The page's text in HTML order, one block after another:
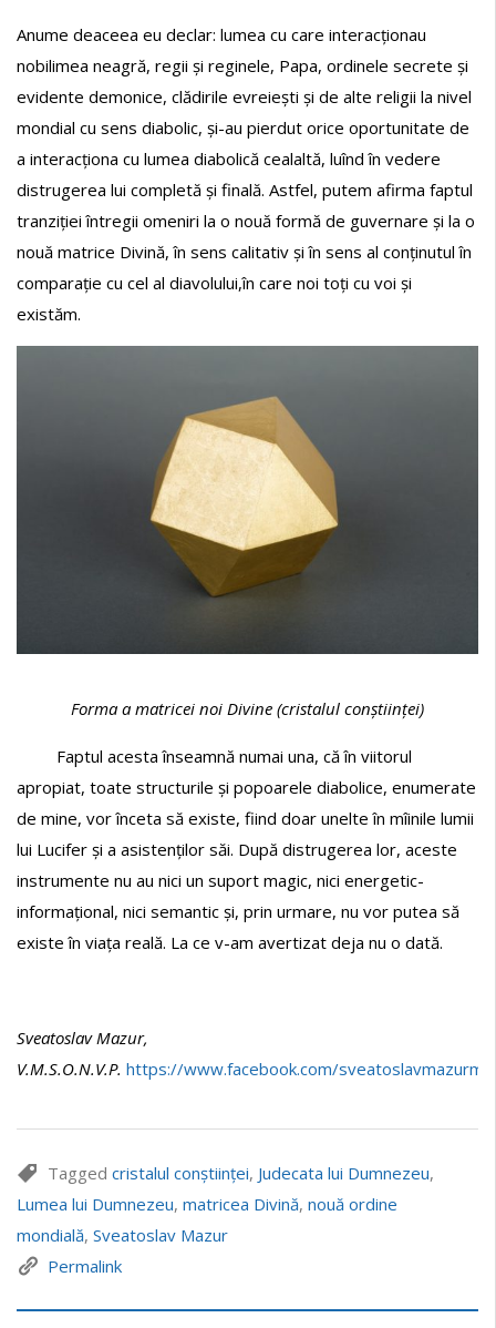
Anume deaceea eu declar: lumea cu care interacționau
nobilimea neagră, regii și reginele, Papa, ordinele secrete și
evidente demonice, clădirile evreiești și de alte religii la nivel
mondial cu sens diabolic, și-au pierdut orice oportunitate de
a interacționa cu lumea diabolică cealaltă, luînd în vedere
distrugerea lui completă și finală. Astfel, putem afirma faptul
tranziției întregii omeniri la o nouă formă de guvernare și la o
nouă matrice Divină, în sens calitativ și în sens al conținutul în
comparație cu cel al diavolului,în care noi toți cu voi și
existăm.
Forma a matricei noi Divine (cristalul conștiinței)
Faptul acesta înseamnă numai una, că în viitorul
apropiat, toate structurile și popoarele diabolice, enumerate
de mine, vor înceta să existe, fiind doar unelte în mîinile lumii
lui Lucifer și a asistenților săi. După distrugerea lor, aceste
instrumente nu au nici un suport magic, nici energetic-
informațional, nici semantic și, prin urmare, nu vor putea să
existe în viața reală. La ce v-am avertizat deja nu o dată.
Sveatoslav Mazur,
V.M.S.O.N.V.P. https://www.facebook.com/
Tagged cristalul conștiinței, Judecata lui Dumnezeu,
Lumea lui Dumnezeu, matricea Divină, nouă ordine
mondială, Sveatoslav Mazur
Permalink